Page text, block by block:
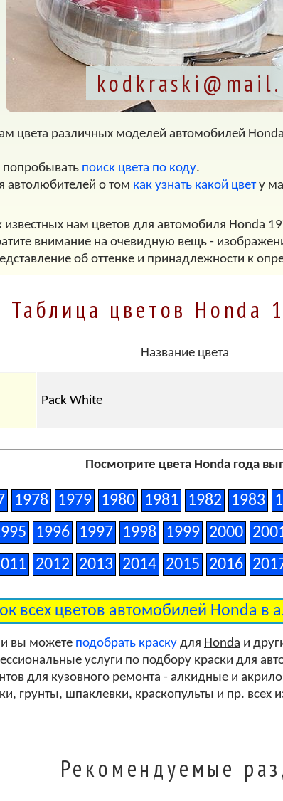
цвета различных моделей автомобилей
попробывать поиск цвета по коду.
о том как узнать какой цвету
нам цветов для автомобиля Honda
внимание на очевидную вещь -
об оттенке и принадлежности к
Таблица цветов Honda
Название цвета
Pack White
Посмотрите цвета Honda года
1978 1979 1980 1981 1982 1983
1996 1997 1998 1999 2000
2012 2013 2014 2015 2016
всех цветов автомобилей Honda в
вы можете подобрать краскудля Honda и
услуги по подбору краски для
для кузовного ремонта - алкидные и
грунты, шпаклевки, краскопульты и пр. всех
Рекомендуемые